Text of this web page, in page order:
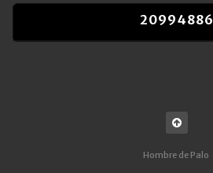
20994886
Hombre de Palo